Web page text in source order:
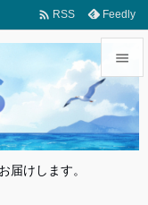
届けします。


メニュ

 RSS Feedly